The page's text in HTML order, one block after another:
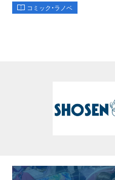
コミック・ラノベ